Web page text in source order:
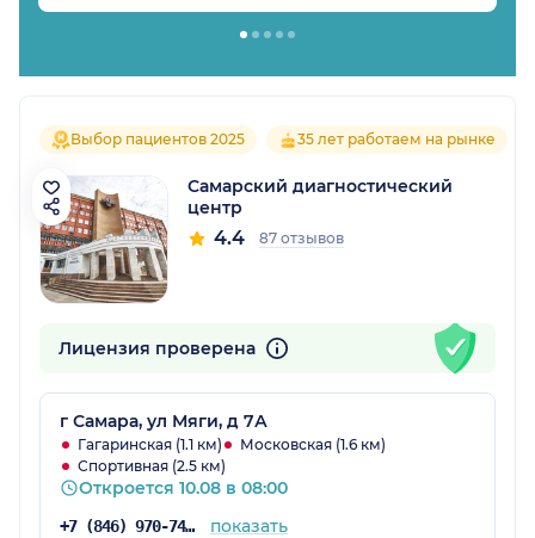
Выбор пациентов 2025 35 лет работаем на рынке
Самарский диагностический
центр
4.4 87 отзывов
Лицензия проверена
г Самара, ул Мяги, д 7А
Гагаринская (1.1 км)
Московская (1.6 км)
Спортивная (2.5 км)
Откроется 10.08 в 08:00
+7 (846) 970-74-29 показать